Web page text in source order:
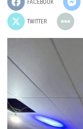
FACEBOOK
TWITTER